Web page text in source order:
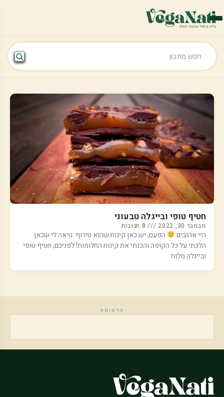
חטיף טופי ובייגלה טבעוני
נובמבר 30, 2022 8 תגובות
היי אהובים
הפעם, יש כאן קינוח שהוא טירוף. נראה לי שכאן
הלכתי על כל הקופה והכנתי את קינוח החלומות! לפניכם, חטיף טופי
ובייגלה מלוח
פרסומת